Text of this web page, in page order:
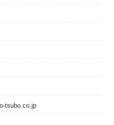
tsubo.co.jp